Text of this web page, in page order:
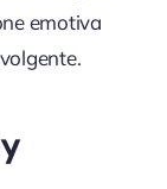
emotiva